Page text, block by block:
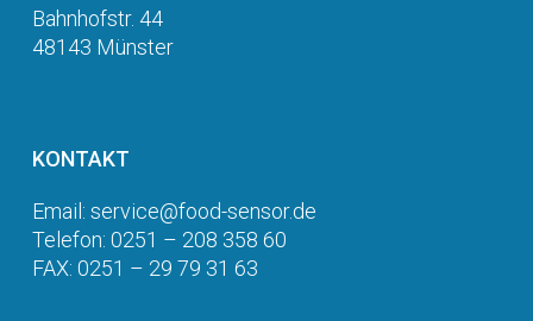
Bahnhofstr. 44
48143 Münster
KONTAKT
Email: service@food-sensor.de
Telefon: 0251 – 208 358 60
FAX: 0251 – 29 79 31 63